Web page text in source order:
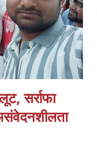
सर्राफा